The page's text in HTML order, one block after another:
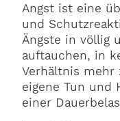
Angst ist eine
und
Ängste in völlig
auftauchen, in
Verhältnis mehr
eigene Tun und
einer